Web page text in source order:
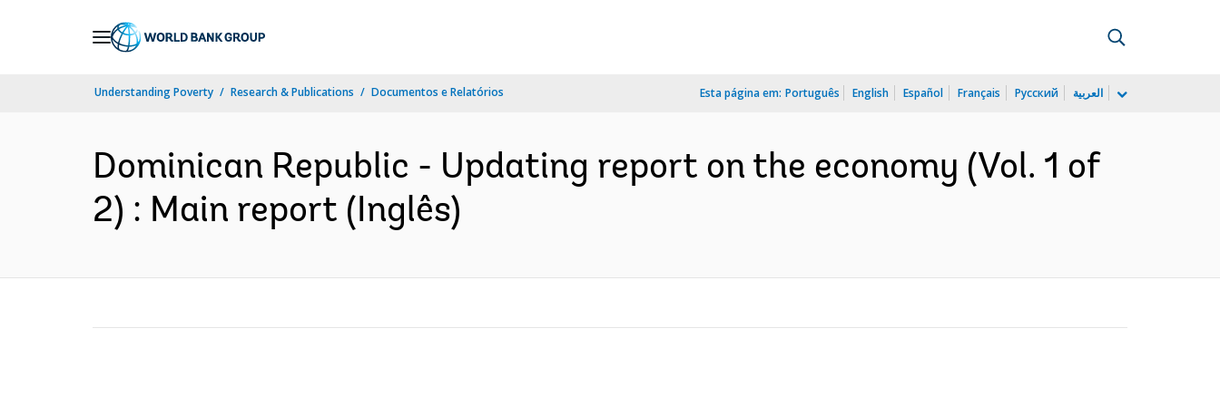
Understanding Poverty Research & Publications Documentos e Relatórios Esta página em: Português English Español Français Русский العربية
Dominican Republic - Updating report on the economy (Vol. 1 of
2) : Main report (Inglês)